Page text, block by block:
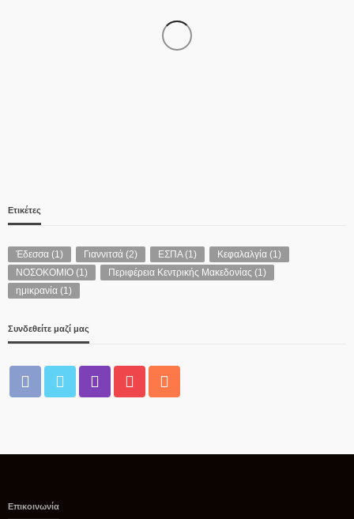
ΑΣΤΥΝΟΜΊΑ
Έβρου, της Ροδόπης και της Καβάλας
Ετικέτες
Έδεσσα (1) Γιαννιτσά (2) ΕΣΠΑ(1) Κεφαλαλγία (1)
ΝΟΣΟΚΟΜΙΟ (1) Περιφέρεια Κεντρικής Μακεδονίας (1)
ημικρανία (1)
Συνδεθείτε μαζί μας
Επικοινωνία